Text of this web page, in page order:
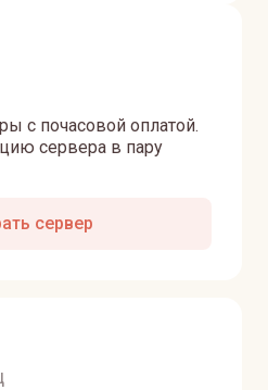
с почасовой оплатой.
сервера в пару
сервер